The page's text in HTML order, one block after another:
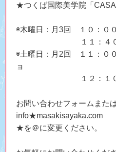
★つくば国際美学院「
◉木曜日：月3回 １０：０
１１：４０〜１
◉土曜日：月2回 １１：０
ョ
１２：１０〜１
お問い合わせフォームまた
info★masakisayaka.com
★を＠に変更ください。